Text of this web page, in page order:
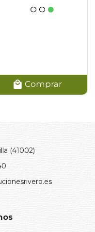
Comprar
(41002)